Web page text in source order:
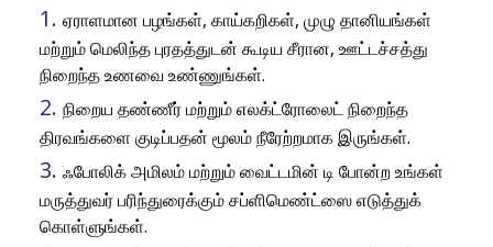
ஏராளமான பழங்கள், காய்கறிகள், முழு தானியங்கள்
மற்றும் மெலிந்த புரதத்துடன் கூடிய சீரான, ஊட்டச்சத்து
நிறைந்த உணவை உண்ணுங்கள்.
நிறைய தண்ணீர் மற்றும் எலக்ட்ரோலைட் நிறைந்த
திரவங்களை குடிப்பதன் மூலம் நீரேற்றமாக இருங்கள்.
ஃபோலிக் அமிலம் மற்றும் வைட்டமின் டி போன்ற உங்கள்
மருத்துவர் பரிந்துரைக்கும் சப்ளிமெண்ட்ஸை எடுத்துக்
கொள்ளுங்கள்.